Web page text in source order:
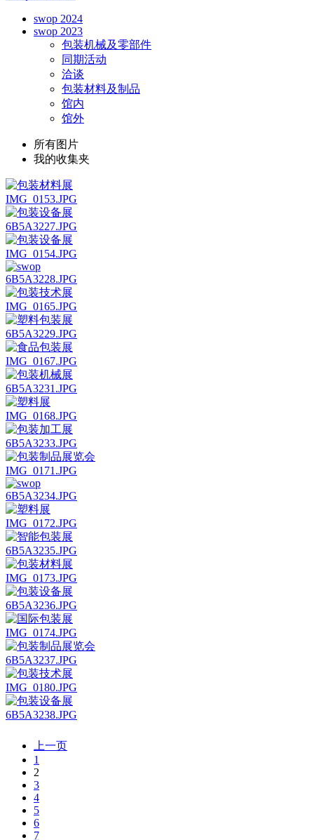
swop 2024
swop 2023
包装机械及零部件
同期活动
洽谈
包装材料及制品
馆内
馆外
所有图片
我的收集夹
IMG_0153.JPG
6B5A3227.JPG
IMG_0154.JPG
6B5A3228.JPG
IMG_0165.JPG
6B5A3229.JPG
IMG_0167.JPG
6B5A3231.JPG
IMG_0168.JPG
6B5A3233.JPG
IMG_0171.JPG
6B5A3234.JPG
IMG_0172.JPG
6B5A3235.JPG
IMG_0173.JPG
6B5A3236.JPG
IMG_0174.JPG
6B5A3237.JPG
IMG_0180.JPG
6B5A3238.JPG
上一页
1
2
3
4
5
6
7